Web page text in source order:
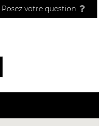
Posez votre question